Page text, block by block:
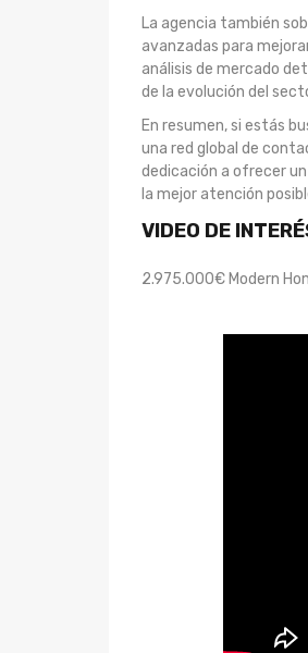
La agencia también
avanzadas para
análisis de mercado
de la evolución del
En resumen, si estás
una red global de
dedicación a ofrecer
la mejor atención
VIDEO DE
2.975.000€ Modern